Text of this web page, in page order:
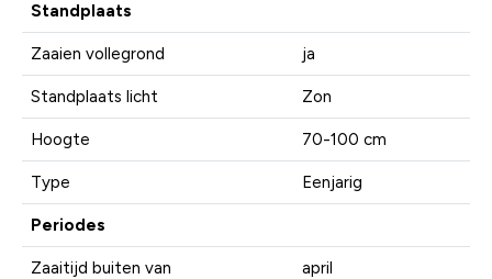
Standplaats
Zaaien vollegrond ja
Standplaats licht Zon
Hoogte 70-100 cm
Type Eenjarig
Periodes
Zaaitijd buiten van april